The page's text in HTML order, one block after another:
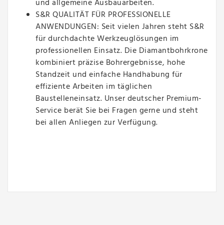
und allgemeine Ausbauarbeiten.
S&R QUALITÄT FÜR PROFESSIONELLE
ANWENDUNGEN: Seit vielen Jahren steht S&R
für durchdachte Werkzeuglösungen im
professionellen Einsatz. Die Diamantbohrkrone
kombiniert präzise Bohrergebnisse, hohe
Standzeit und einfache Handhabung für
effiziente Arbeiten im täglichen
Baustelleneinsatz. Unser deutscher Premium-
Service berät Sie bei Fragen gerne und steht
bei allen Anliegen zur Verfügung.